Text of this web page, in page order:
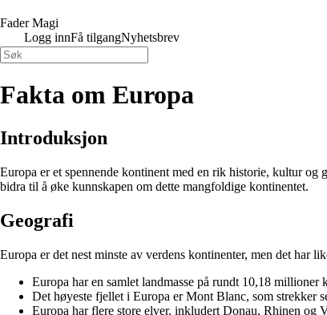
Fader Magi
Logg innFå tilgangNyhetsbrev
Fakta om Europa
Introduksjon
Europa er et spennende kontinent med en rik historie, kultur
bidra til å øke kunnskapen om dette mangfoldige kontinentet.
Geografi
Europa er det nest minste av verdens kontinenter, men det har
Europa har en samlet landmasse på rundt 10,18 millioner
Det høyeste fjellet i Europa er Mont Blanc, som strekker
Europa har flere store elver, inkludert Donau, Rhinen og